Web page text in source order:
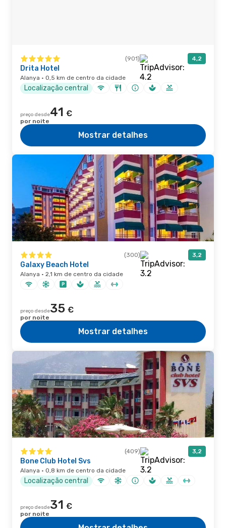
(901) 4,2
Drita Hotel
Alanya · 0,5 km de centro da cidade
Localização central
preço desde41 €
por noite
Mostrar detalhes
(300) 3,2
Galaxy Beach Hotel
Alanya · 2,1 km de centro da cidade
preço desde35 €
por noite
Mostrar detalhes
(409) 3,2
Bone Club Hotel Svs
Alanya · 0,8 km de centro da cidade
Localização central
preço desde31 €
por noite